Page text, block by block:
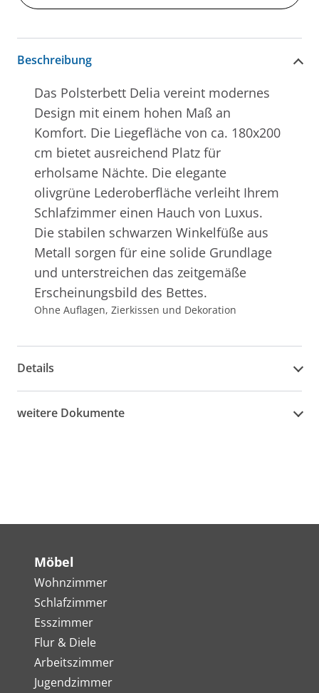
Beschreibung
Das Polsterbett Delia vereint modernes
Design mit einem hohen Maß an
Komfort. Die Liegefläche von ca. 180x200
cm bietet ausreichend Platz für
erholsame Nächte. Die elegante
olivgrüne Lederoberfläche verleiht Ihrem
Schlafzimmer einen Hauch von Luxus.
Die stabilen schwarzen Winkelfüße aus
Metall sorgen für eine solide Grundlage
und unterstreichen das zeitgemäße
Erscheinungsbild des Bettes.
Ohne Auflagen, Zierkissen und Dekoration
Details
weitere Dokumente
Möbel
Wohnzimmer
Schlafzimmer
Esszimmer
Flur & Diele
Arbeitszimmer
Jugendzimmer